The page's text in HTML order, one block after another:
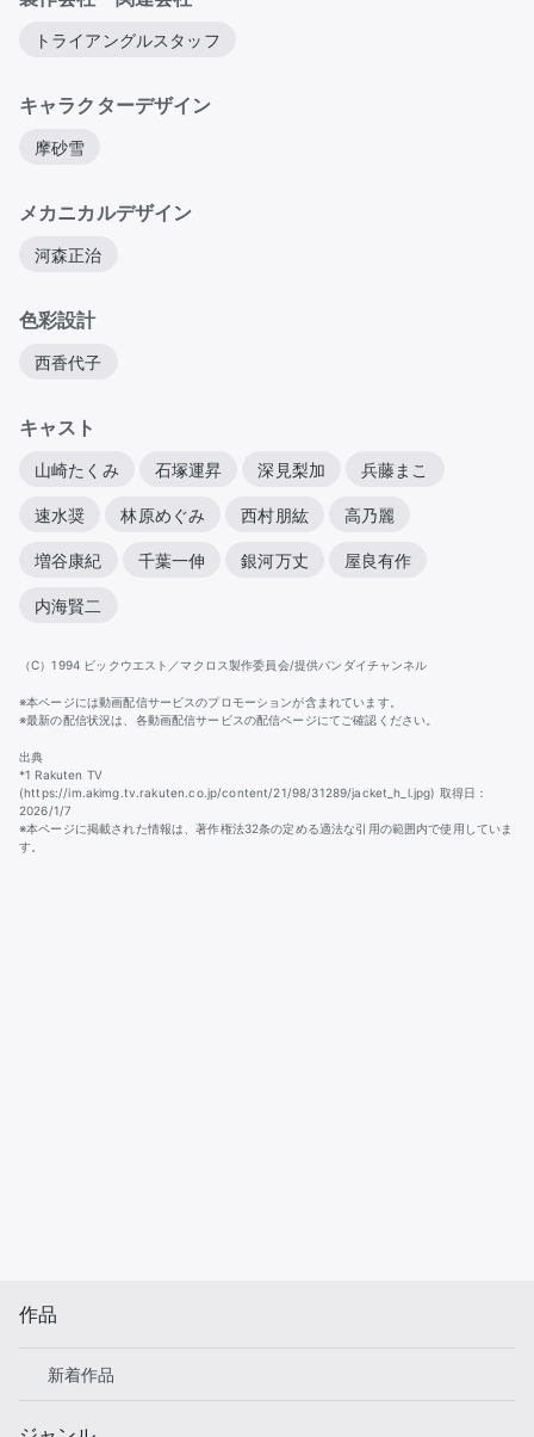
トライアングルスタッフ
キャラクターデザイン
摩砂雪
メカニカルデザイン
河森正治
色彩設計
西香代子
キャスト
山崎たくみ 石塚運昇 深見梨加 兵藤まこ
速水奨 林原めぐみ 西村朋紘 高乃麗
増谷康紀 千葉一伸 銀河万丈 屋良有作
内海賢二
（C）1994 ビックウエスト／マクロス製作委員会/提供バンダイチャンネル
※本ページには動画配信サービスのプロモーションが含まれています。
※最新の配信状況は、各動画配信サービスの配信ページにてご確認ください。
出典
*1 Rakuten TV
(https://im.akimg.tv.rakuten.co.jp/content/21/98/31289/jacket_h_l.jpg) 取得日：
2026/1/7
※本ページに掲載された情報は、著作権法32条の定める適法な引用の範囲内で使用していま
す。
作品
新着作品